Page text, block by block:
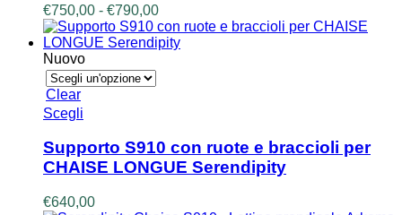
opzioni
possono
essere
scelte
nella
€750,00 - €790,00Fascia
di
prezzo:
Nuovo
Clear
Scegli
ha
più
varianti.
Le
opzioni
Supporto S910 con ruote e braccioli per
CHAISE LONGUE Serendipity
€640,00